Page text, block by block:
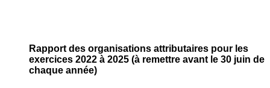
Rapport des organisations attributaires pour les
exercices 2022 à 2025 (à remettre avant le 30 juin de
chaque année)